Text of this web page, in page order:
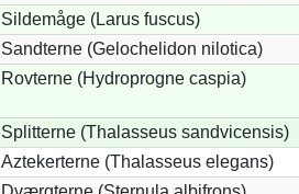
Sildemåge (Larus fuscus)
Sandterne (Gelochelidon nilotica)
Rovterne (Hydroprogne caspia)
Splitterne (Thalasseus sandvicensis)
Aztekerterne (Thalasseus elegans)